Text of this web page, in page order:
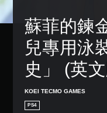
蘇菲的鍊
兒專用泳
史」 (英
KOEI TECMO GAMES
PS4